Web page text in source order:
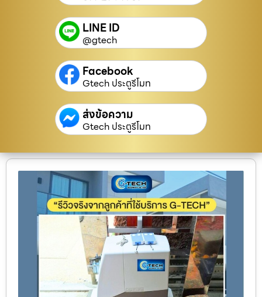
LINE ID
@gtech
Facebook
Gtech ประตูรีโมท
ส่งข้อความ
Gtech ประตูรีโมท